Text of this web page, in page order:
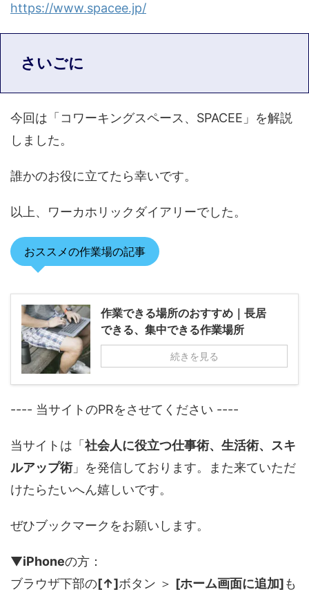
https://www.spacee.jp/
さいごに
今回は「コワーキングスペース、SPACEE」を解説
しました。
誰かのお役に立てたら幸いです。
以上、ワーカホリックダイアリーでした。
おススメの作業場の記事
作業できる場所のおすすめ｜長居
できる、集中できる作業場所
続きを見る
---- 当サイトのPRをさせてください ----
当サイトは「社会人に役立つ仕事術、生活術、スキ
ルアップ術」を発信しております。また来ていただ
けたらたいへん嬉しいです。
ぜひブックマークをお願いします。
▼iPhoneの方：
ブラウザ下部の[↑]ボタン ＞ [ホーム画面に追加]も